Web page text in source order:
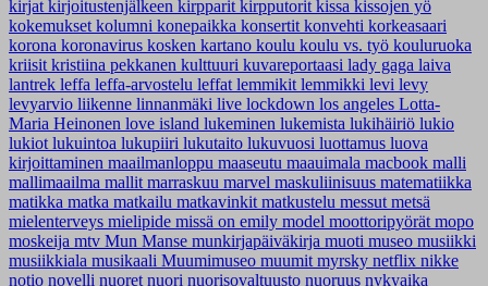
kirjat kirjoitustenjälkeen kirpparit kirpputorit kissa kissojen yö
kokemukset kolumni konepaikka konsertit konvehti korkeasaari
korona koronavirus kosken kartano koulu koulu vs. työ kouluruoka
kriisit kristiina pekkanen kulttuuri kuvareportaasi lady gaga laiva
lantrek leffa leffa-arvostelu leffat lemmikit lemmikki levi levy
levyarvio liikenne linnanmäki live lockdown los angeles Lotta-
Maria Heinonen love island lukeminen lukemista lukihäiriö lukio
lukiot lukuintoa lukupiiri lukutaito lukuvuosi luottamus luova
kirjoittaminen maailmanloppu maaseutu maauimala macbook malli
mallimaailma mallit marraskuu marvel maskuliinisuus matematiikka
matikka matka matkailu matkavinkit matkustelu messut metsä
mielenterveys mielipide missä on emily model moottoripyörät mopo
moskeija mtv Mun Manse munkirjapäiväkirja muoti museo musiikki
musiikkiala musikaali Muumimuseo muumit myrsky netflix nikke
notio novelli nuoret nuori nuorisovaltuusto nuoruus nykyaika